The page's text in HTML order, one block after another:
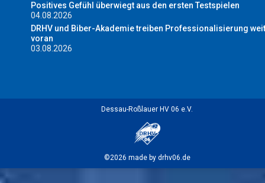
Positives Gefühl überwiegt aus den ersten Testspielen
04.08.2026
DRHV und Biber-Akademie treiben Professionalisierung
voran
03.08.2026
Dessau-Roßlauer HV 06 e.V.
©2026 made by drhv06.de